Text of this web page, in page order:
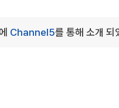
Channel5를 통해 소개 되